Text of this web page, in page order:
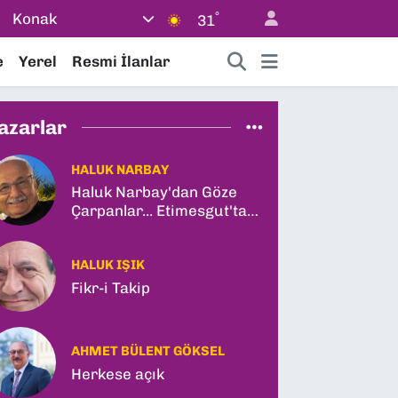
Konak 31°
Yerel Resmi İlanlar
HALUK NARBAY
Haluk Narbay'dan Göze
Çarpanlar... Etimesgut'ta
HALUK IŞIK
Fikr-i Takip
AHMET BÜLENT GÖKSEL
Herkese açık